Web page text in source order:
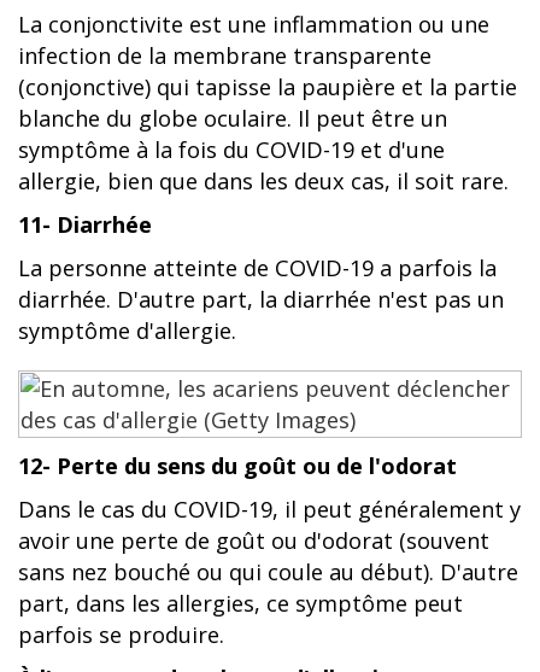
La conjonctivite est une inflammation ou une
infection de la membrane transparente
(conjonctive) qui tapisse la paupière et la partie
blanche du globe oculaire. Il peut être un
symptôme à la fois du COVID-19 et d'une
allergie, bien que dans les deux cas, il soit rare.
11- Diarrhée
La personne atteinte de COVID-19 a parfois la
diarrhée. D'autre part, la diarrhée n'est pas un
symptôme d'allergie.
12- Perte du sens du goût ou de l'odorat
Dans le cas du COVID-19, il peut généralement y
avoir une perte de goût ou d'odorat (souvent
sans nez bouché ou qui coule au début). D'autre
part, dans les allergies, ce symptôme peut
parfois se produire.